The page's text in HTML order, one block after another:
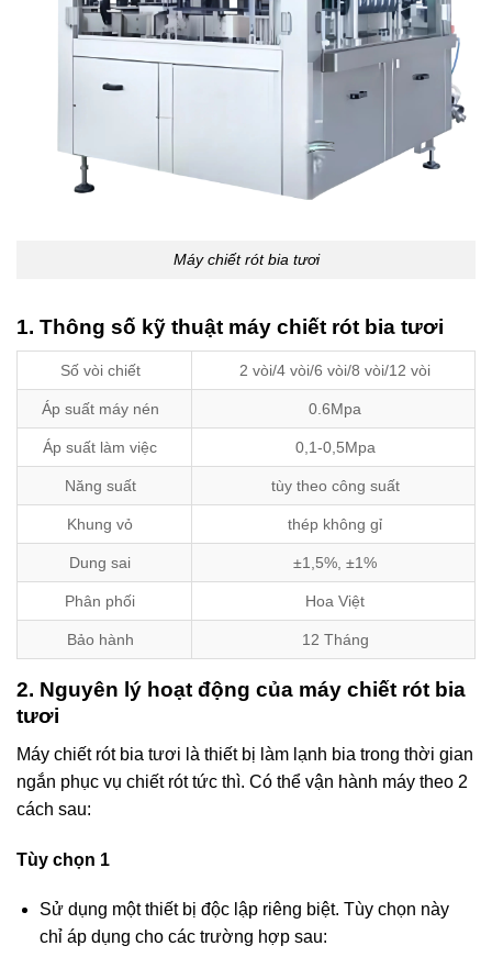
Máy chiết rót bia tươi
1. Thông số kỹ thuật máy chiết rót bia tươi
Số vòi chiết 2 vòi/4 vòi/6 vòi/8 vòi/12 vòi
Áp suất máy nén 0.6Mpa
Áp suất làm việc 0,1-0,5Mpa
Năng suất tùy theo công suất
Khung vỏ thép không gỉ
Dung sai ±1,5%, ±1%
Phân phối Hoa Việt
Bảo hành 12 Tháng
2. Nguyên lý hoạt động của máy chiết rót bia
tươi
Máy chiết rót bia tươi là thiết bị làm lạnh bia trong thời gian
ngắn phục vụ chiết rót tức thì. Có thể vận hành máy theo 2
cách sau:
Tùy chọn 1
Sử dụng một thiết bị độc lập riêng biệt. Tùy chọn này
chỉ áp dụng cho các trường hợp sau: